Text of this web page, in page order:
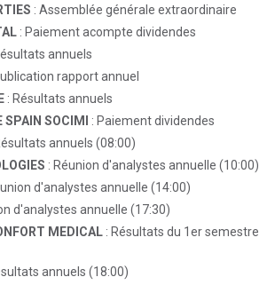
: Assemblée générale extraordinaire
: Paiement acompte dividendes
annuels
rapport annuel
: Résultats annuels
SPAIN SOCIMI
: Paiement dividendes
annuels (08:00)
: Réunion d'analystes annuelle (10:00)
d'analystes annuelle (14:00)
d'analystes annuelle (17:30)
MEDICAL : Résultats du 1er semestre
annuels (18:00)